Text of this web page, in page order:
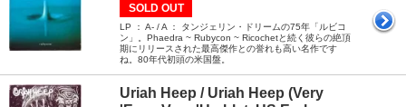
SOLD OUT
LP ： A- / A ： タンジェリン・ドリームの75年「ルビコ
ン」。Phaedra ~ Rubycon ~ Ricochetと続く彼らの絶頂
期にリリースされた最高傑作との誉れも高い名作です
ね。80年代初頭の米国盤。
Uriah Heep / Uriah Heep (Very